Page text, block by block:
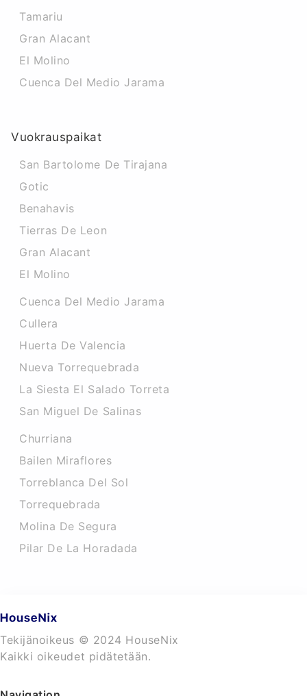
Tamariu
Gran Alacant
El Molino
Cuenca Del Medio Jarama
Vuokrauspaikat
San Bartolome De Tirajana
Gotic
Benahavis
Tierras De Leon
Gran Alacant
El Molino
Cuenca Del Medio Jarama
Cullera
Huerta De Valencia
Nueva Torrequebrada
La Siesta El Salado Torreta
San Miguel De Salinas
Churriana
Bailen Miraflores
Torreblanca Del Sol
Torrequebrada
Molina De Segura
Pilar De La Horadada
Tekijänoikeus © 2024 HouseNix
Kaikki oikeudet pidätetään.